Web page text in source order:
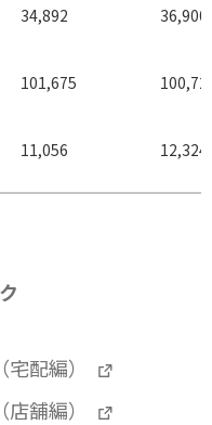
34,892 36,900
101,675
11,056 12,324
配編）
舗編）